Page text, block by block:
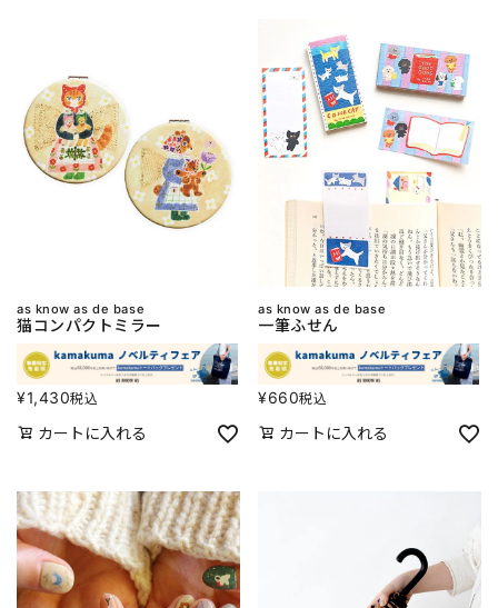
as know as de base
猫コンパクトミラー
¥1,430税込
カートに入れる
as know as de base
一筆ふせん
¥660税込
カートに入れる